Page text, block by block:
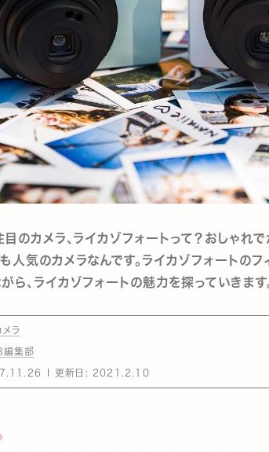
のカメラ、ライカゾフォートって？おしゃれで
人気のカメラなんです。ライカゾフォートのフ
ら、ライカゾフォートの魅力を探っていきます
ラ
集部
更新日: 2021.2.10